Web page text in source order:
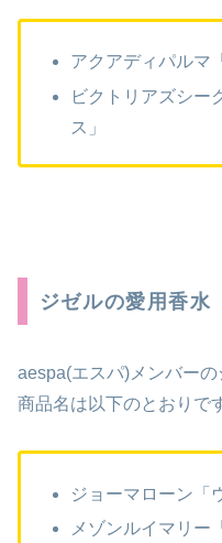
アクアディパルマ
ビクトリアズシー
ス」
ジゼルの愛用香水
aespa(エスパ)メンバー
商品名は以下のとおりで
ジョーマローン「
メゾンルイマリー